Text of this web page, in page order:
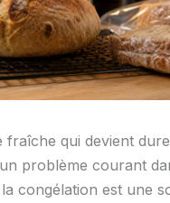
fraîche qui devient
problème courant
congélation est une